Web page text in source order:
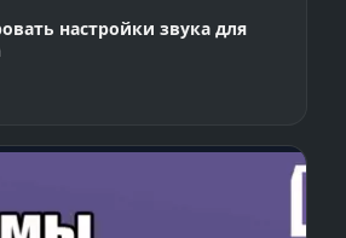
настройки звука для